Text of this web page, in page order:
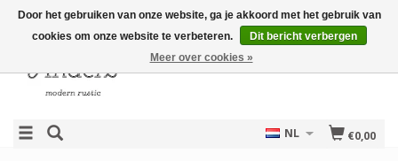
€0,00
NL
Door het gebruiken van onze website, ga je akkoord met het gebruik van
cookies om onze website te verbeteren.
Dit bericht verbergen
Meer over cookies »